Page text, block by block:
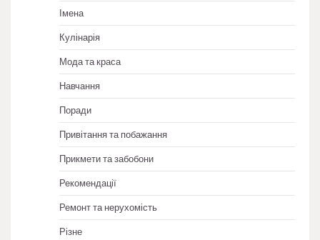
Імена
Кулінарія
Мода та краса
Навчання
Поради
Привітання та побажання
Прикмети та забобони
Рекомендації
Ремонт та нерухомість
Різне